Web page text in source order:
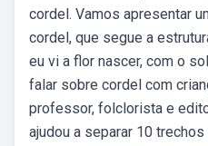
cordel. Vamos apresentar
cordel, que segue a
eu vi a flor nascer, com o
falar sobre cordel com
professor, folclorista e
ajudou a separar 10